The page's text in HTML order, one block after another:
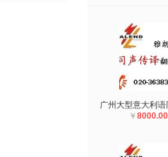
￥ 8000.00